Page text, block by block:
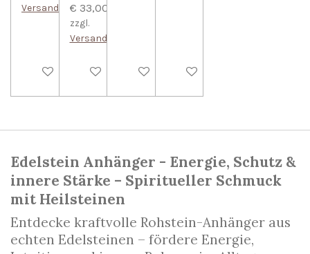
Versandkosten
In den Warenkorb
€ 33,00
zzgl.
Versandkosten
In den WarenkorbIn den WarenkorbIn den Warenkorb
Edelstein Anhänger - Energie, Schutz &
innere Stärke – Spiritueller Schmuck
mit Heilsteinen
Entdecke kraftvolle Rohstein-Anhänger aus
echten Edelsteinen – fördere Energie,